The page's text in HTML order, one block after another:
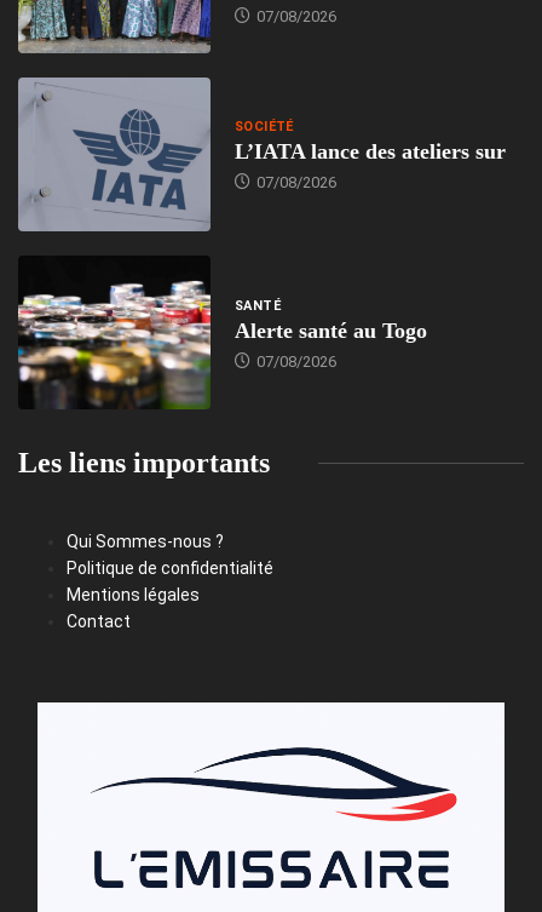
07/08/2026
SOCIÉTÉ
L’IATA lance des ateliers sur
07/08/2026
SANTÉ
Alerte santé au Togo
07/08/2026
Les liens importants
Qui Sommes-nous ?
Politique de confidentialité
Mentions légales
Contact